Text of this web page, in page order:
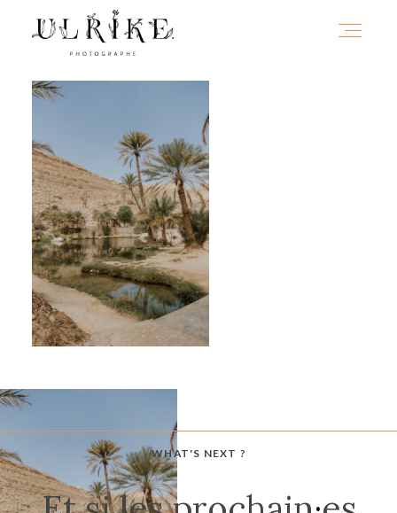
WHAT'S NEXT ?
A PROPOS
PORTFOLIO
INFOS
JOURNAL
CONTACT